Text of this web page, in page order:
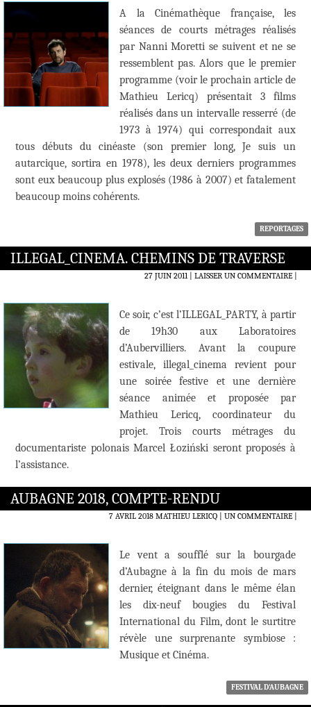
A la Cinémathèque française, les
séances de courts métrages réalisés
par Nanni Moretti se suivent et ne se
ressemblent pas. Alors que le premier
programme (voir le prochain article de
Mathieu Lericq) présentait 3 films
réalisés dans un intervalle resserré (de
1973 à 1974) qui correspondait aux
tous débuts du cinéaste (son premier long, Je suis un
autarcique, sortira en 1978), les deux derniers programmes
sont eux beaucoup plus explosés (1986 à 2007) et fatalement
beaucoup moins cohérents.
REPORTAGES
ILLEGAL_CINEMA. CHEMINS DE TRAVERSE
27 JUIN 2011 LAISSER UN COMMENTAIRE|
Ce soir, c’est l’ILLEGAL_PARTY, à partir
de 19h30 aux Laboratoires
d’Aubervilliers. Avant la coupure
estivale, illegal_cinema revient pour
une soirée festive et une dernière
séance animée et proposée par
Mathieu Lericq, coordinateur du
projet. Trois courts métrages du
documentariste polonais Marcel Łoziński seront proposés à
l’assistance.
AUBAGNE 2018, COMPTE-RENDU
7 AVRIL 2018 MATHIEU LERICQ UN COMMENTAIRE|
Le vent a soufflé sur la bourgade
d’Aubagne à la fin du mois de mars
dernier, éteignant dans le même élan
les dix-neuf bougies du Festival
International du Film, dont le surtitre
révèle une surprenante symbiose :
Musique et Cinéma.
FESTIVAL D'AUBAGNE